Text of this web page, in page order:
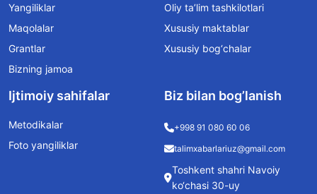
Yangiliklar
Maqolalar
Grantlar
Bizning jamoa
Oliy ta’lim tashkilotlari
Xususiy maktablar
Xususiy bog‘chalar
Ijtimoiy sahifalar
Metodikalar
Foto yangiliklar
Biz bilan bog’lanish
+998 91 080 60 06
talimxabarlariuz@gmail.com
Toshkent shahri Navoiy
ko‘chasi 30-uy